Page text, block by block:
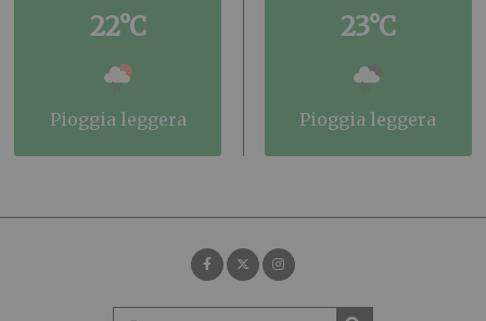
22°C
pioggia leggera
23°C
pioggia leggera